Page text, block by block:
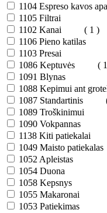
1104 Espreso kavos
1105 Filtrai
1102 Kanai
( 1 )
1106 Pieno katilas
1103 Presai
1086 Keptuvės
(
1091 Blynas
1088 Kepimui ant
1087 Standartinis
1089 Troškinimui
1090 Vokpannas
1138 Kiti patiekalai
1049 Maisto patiekalas
1052 Apleistas
1054 Duona
1058 Kepsnys
1055 Makaronai
1053 Patiekimas